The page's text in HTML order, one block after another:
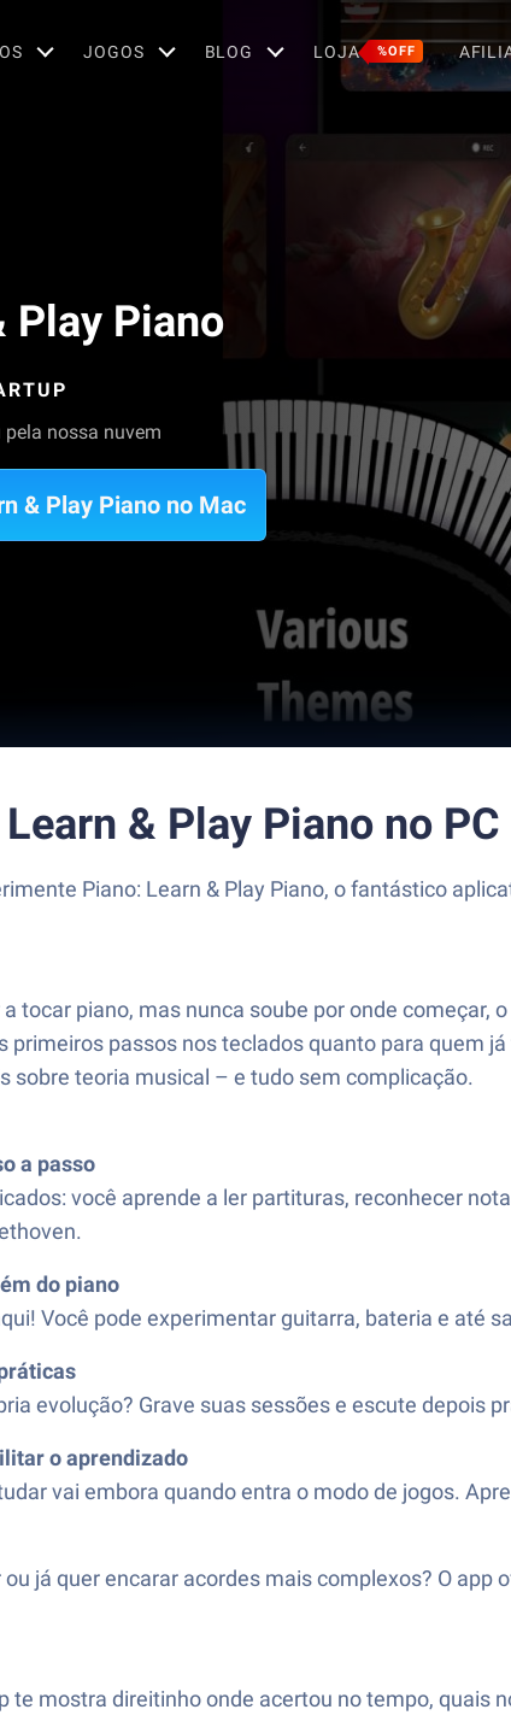
JOGOS BLOG LOJA %OFF
Play Piano
nossa nuvem
& Play Piano no Mac
& Play Piano no
Piano: Learn & Play Piano, o fantástico
tocar piano, mas nunca soube por onde começar,
primeiros passos nos teclados quanto para quem
sobre teoria musical – e tudo sem complicação.
a passo
você aprende a ler partituras, reconhecer
do piano
Você pode experimentar guitarra, bateria e até
evolução? Grave suas sessões e escute depois
o aprendizado
vai embora quando entra o modo de jogos.
já quer encarar acordes mais complexos? O
te mostra direitinho onde acertou no tempo, quais